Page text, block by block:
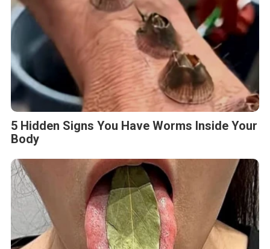
5 Hidden Signs You Have Worms Inside Your
Body